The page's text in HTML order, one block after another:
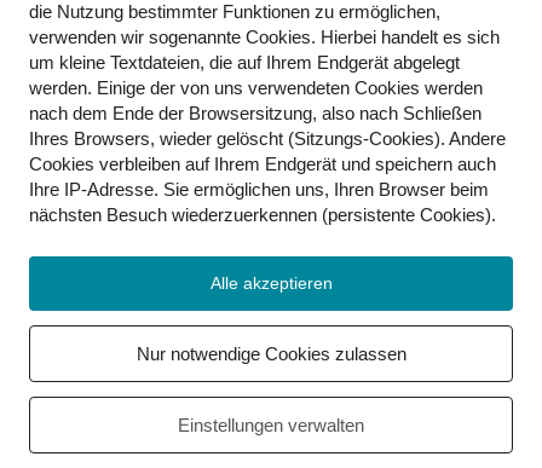
Kontakt
Gebärdenwelt.tv
Waldgasse 13/2
1100 Wien, Österreich
Impressum
die Nutzung bestimmter Funktionen zu ermöglichen,
verwenden wir sogenannte Cookies. Hierbei handelt es sich
um kleine Textdateien, die auf Ihrem Endgerät abgelegt
werden. Einige der von uns verwendeten Cookies werden
nach dem Ende der Browsersitzung, also nach Schließen
Ihres Browsers, wieder gelöscht (Sitzungs-Cookies). Andere
Cookies verbleiben auf Ihrem Endgerät und speichern auch
Ihre IP-Adresse. Sie ermöglichen uns, Ihren Browser beim
nächsten Besuch wiederzuerkennen (persistente Cookies).
Alle akzeptieren
Nur notwendige Cookies zulassen
Einstellungen verwalten